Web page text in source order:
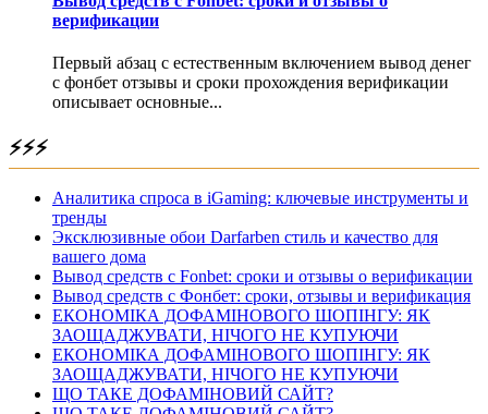
верификации
Первый абзац с естественным включением вывод денег
с фонбет отзывы и сроки прохождения верификации
описывает основные...
⚡⚡⚡
Аналитика спроса в iGaming: ключевые инструменты и
тренды
Эксклюзивные обои Darfarben стиль и качество для
вашего дома
Вывод средств с Fonbet: сроки и отзывы о верификации
Вывод средств с Фонбет: сроки, отзывы и верификация
ЕКОНОМІКА ДОФАМІНОВОГО ШОПІНГУ: ЯК
ЗАОЩАДЖУВАТИ, НІЧОГО НЕ КУПУЮЧИ
ЕКОНОМІКА ДОФАМІНОВОГО ШОПІНГУ: ЯК
ЗАОЩАДЖУВАТИ, НІЧОГО НЕ КУПУЮЧИ
ЩО ТАКЕ ДОФАМІНОВИЙ САЙТ?